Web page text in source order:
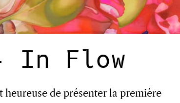
In Flow
heureuse de présenter la première